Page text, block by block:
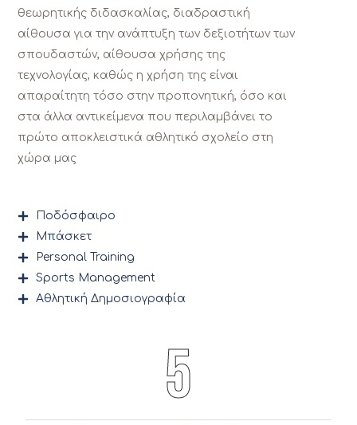
θεωρητικής διδασκαλίας, διαδραστική
αίθουσα για την ανάπτυξη των δεξιοτήτων των
σπουδαστών, αίθουσα χρήσης της
τεχνολογίας, καθώς η χρήση της είναι
απαραίτητη τόσο στην προπονητική, όσο και
στα άλλα αντικείμενα που περιλαμβάνει το
πρώτο αποκλειστικά αθλητικό σχολείο στη
χώρα μας
Ποδόσφαιρο
Μπάσκετ
Personal Training
Sports Management
Αθλητική Δημοσιογραφία
5